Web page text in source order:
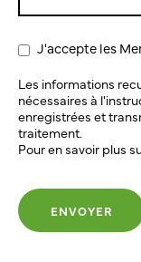
J'accepte les
Les informations
nécessaires à
enregistrées et
traitement.
Pour en savoir plus
ENVOYER